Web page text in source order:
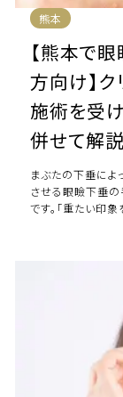
熊本
【熊本で
方向け】
施術を受
併せて解説
まぶたの下垂によ
させる眼瞼下垂
です。「重たい印